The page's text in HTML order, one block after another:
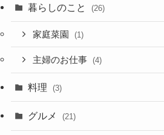
暮らしのこと (26)
家庭菜園 (1)
主婦のお仕事 (4)
料理 (3)
グルメ (21)